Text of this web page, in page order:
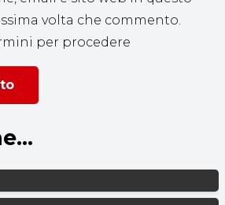
volta che commento.
per procedere